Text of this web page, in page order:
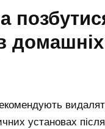
домашніх
установах після